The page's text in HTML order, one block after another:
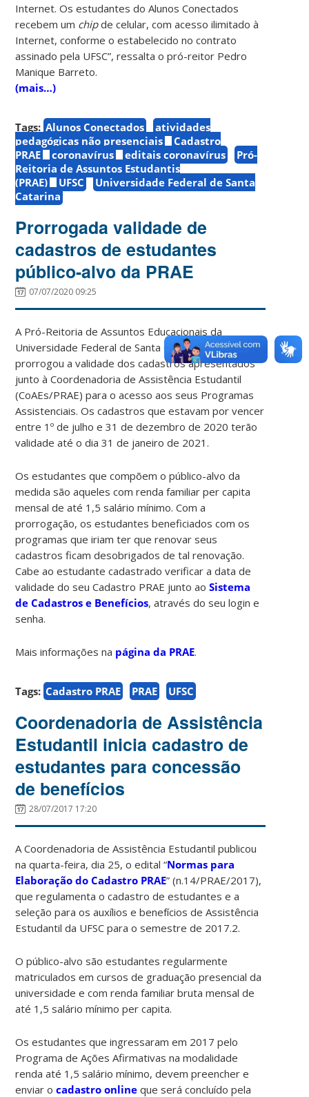
Internet. Os estudantes do Alunos Conectados
recebem um chipde celular, com acesso ilimitado à
Internet, conforme o estabelecido no contrato
assinado pela UFSC”, ressalta o pró-reitor Pedro
Manique Barreto.
(mais…)
Tags: Alunos Conectados
atividades
pedagógicas não presenciais
Cadastro
PRAE
coronavírus editais coronavírus
Pró-
Reitoria de Assuntos Estudantis
(PRAE)
UFSC
Universidade Federal de Santa
Catarina
Prorrogada validade de
cadastros de estudantes
público-alvo da PRAE
07/07/2020 09:25
A Pró-Reitoria de Assuntos Educacionais da
Universidade Federal de Santa Catarina (UFSC)
prorrogou a validade dos cadastros apresentados
junto à Coordenadoria de Assistência Estudantil
(CoAEs/PRAE) para o acesso aos seus Programas
Assistenciais. Os cadastros que estavam por vencer
entre 1º de julho e 31 de dezembro de 2020 terão
validade até o dia 31 de janeiro de 2021.
Os estudantes que compõem o público-alvo da
medida são aqueles com renda familiar per capita
mensal de até 1,5 salário mínimo. Com a
prorrogação, os estudantes beneficiados com os
programas que iriam ter que renovar seus
cadastros ficam desobrigados de tal renovação.
Cabe ao estudante cadastrado verificar a data de
validade do seu Cadastro PRAE junto aoSistema
de Cadastros e Benefícios, através do seu login e
senha.
Mais informações na página da PRAE.
Tags: Cadastro PRAE PRAE UFSC
Coordenadoria de Assistência
Estudantil inicia cadastro de
estudantes para concessão
de benefícios
28/07/2017 17:20
A Coordenadoria de Assistência Estudantil publicou
na quarta-feira, dia 25, o edital “Normas para
Elaboração do Cadastro PRAE” (n.14/PRAE/2017),
que regulamenta o cadastro de estudantes e a
seleção para os auxílios e benefícios de Assistência
Estudantil da UFSC para o semestre de 2017.2.
O público-alvo são estudantes regularmente
matriculados em cursos de graduação presencial da
universidade e com renda familiar bruta mensal de
até 1,5 salário mínimo per capita.
Os estudantes que ingressaram em 2017 pelo
Programa de Ações Afirmativas na modalidade
renda até 1,5 salário mínimo, devem preencher e
enviar o cadastro online que será concluído pela